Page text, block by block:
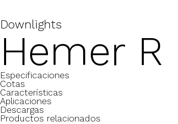
Downlights
Hemer R
Especificaciones
Cotas
Características
Aplicaciones
Descargas
Productos relacionados